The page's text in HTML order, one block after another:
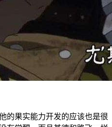
的果实能力开发的应该也是很